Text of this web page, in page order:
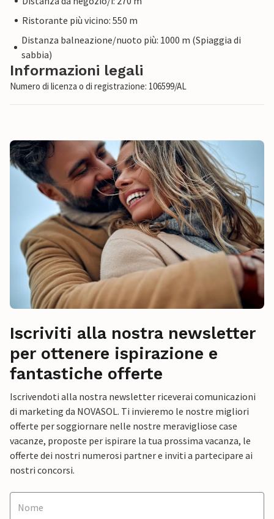
Ristorante più vicino: 550 m
Distanza balneazione/nuoto più: 1000 m (Spiaggia di
sabbia)
Informazioni legali
Numero di licenza o di registrazione: 106599/AL
Iscriviti alla nostra newsletter
per ottenere ispirazione e
fantastiche offerte
Iscrivendoti alla nostra newsletter riceverai comunicazioni
di marketing da NOVASOL. Ti invieremo le nostre migliori
offerte per soggiornare nelle nostre meravigliose case
vacanze, proposte per ispirare la tua prossima vacanza, le
offerte dei nostri numerosi partner e inviti a partecipare ai
nostri concorsi.